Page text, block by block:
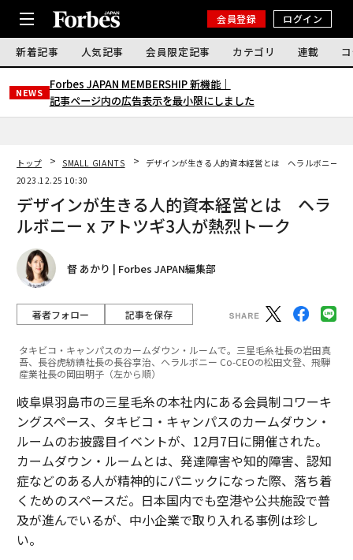
会員登録 ログイン
新着記事 人気記事 会員限定記事 カテゴリ 連載
NEWS
Forbes JAPAN MEMBERSHIP 新機能｜
記事ページ内の広告表示を最小限にしました
トップ SMALL GIANTS
デザインが生きる人的資本経営とは ヘラルボニー x
2023.12.25 10:30
デザインが生きる人的資本経営とは ヘラ
ルボニー x アトツギ3人が熱烈トーク
督 あかり | Forbes JAPAN編集部
著者フォロー 記事を保存
タキビコ・キャンパスのカームダウン・ルームで。三星毛糸社長の岩田真
吾、長谷虎紡績社長の長谷享治、ヘラルボニー Co-CEOの松田文登、飛騨
産業社長の岡田明子（左から順）
岐阜県羽島市の三星毛糸の本社内にある会員制コワーキ
ングスペース、タキビコ・キャンパスのカームダウン・
ルームのお披露目イベントが、12月7日に開催された。
カームダウン・ルームとは、発達障害や知的障害、認知
症などのある人が精神的にパニックになった際、落ち着
くためのスペースだ。日本国内でも空港や公共施設で普
及が進んでいるが、中小企業で取り入れる事例は珍し
い。